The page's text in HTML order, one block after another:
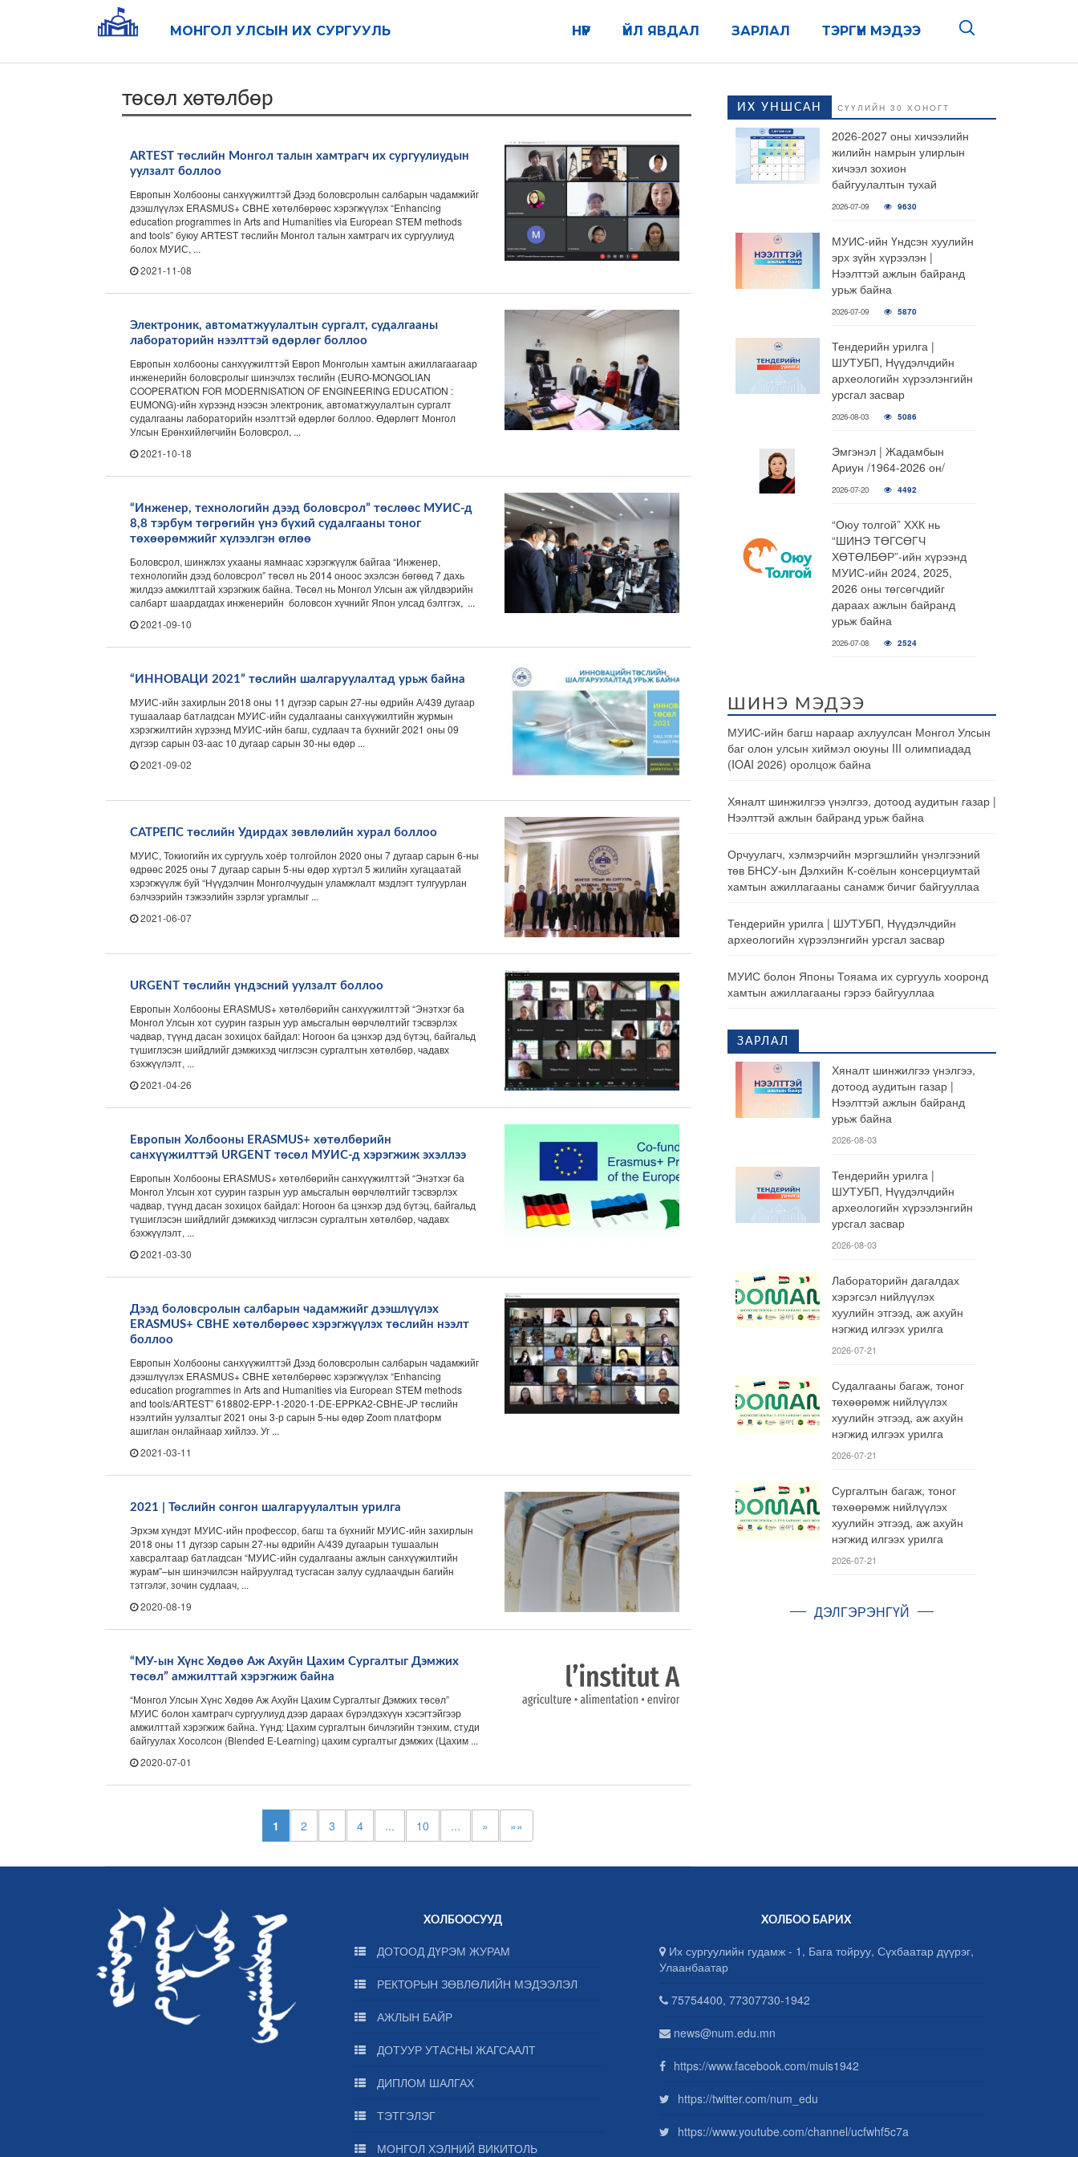
МОНГОЛ УЛСЫН ИХ СУРГУУЛЬ ТЭРГҮҮН МЭДЭЭ
ЗАРЛАЛ
ҮЙЛ ЯВДАЛ
НҮҮР
төсөл хөтөлбөр
ARTEST төслийн Монгол талын хамтрагч их сургуулиудын
уулзалт боллоо
Европын Холбооны санхүүжилттэй Дээд боловсролын салбарын чадамжийг
дээшлүүлэх ERASMUS+ CBHE хөтөлбөрөөс хэрэгжүүлэх “Enhancing
education programmes in Arts and Humanities via European STEM methods
and tools” буюу ARTEST төслийн Монгол талын хамтрагч их сургуулиуд
болох МУИС, ...
2021-11-08
Электроник, автоматжуулалтын сургалт, судалгааны
лабораторийн нээлттэй өдөрлөг боллоо
Европын холбооны санхүүжилттэй Европ Монголын хамтын ажиллагаагаар
инженерийн боловсролыг шинэчлэх төслийн (EURO-MONGOLIAN
COOPERATION FOR MODERNISATION OF ENGINEERING EDUCATION :
EUMONG)-ийн хүрээнд нээсэн электроник, автоматжуулалтын сургалт
судалгааны лабораторийн нээлттэй өдөрлөг боллоо. Өдөрлөгт Монгол
Улсын Ерөнхийлөгчийн Боловсрол, ...
2021-10-18
“Инженер, технологийн дээд боловсрол” төслөөс МУИС-д
8,8 тэрбум төгрөгийн үнэ бүхий судалгааны тоног
төхөөрөмжийг хүлээлгэн өглөө
Боловсрол, шинжлэх ухааны яамнаас хэрэгжүүлж байгаа “Инженер,
технологийн дээд боловсрол” төсөл нь 2014 оноос эхэлсэн бөгөөд 7 дахь
жилдээ амжилттай хэрэгжиж байна. Төсөл нь Монгол Улсын аж үйлдвэрийн
салбарт шаардагдах инженерийн боловсон хүчнийг Япон улсад бэлтгэх, ...
2021-09-10
“ИННОВАЦИ 2021” төслийн шалгаруулалтад урьж байна
МУИС-ийн захирлын 2018 оны 11 дүгээр сарын 27-ны өдрийн А/439 дугаар
тушаалаар батлагдсан МУИС-ийн судалгааны санхүүжилтийн журмын
хэрэгжилтийн хүрээнд МУИС-ийн багш, судлаач та бүхнийг 2021 оны 09
дүгээр сарын 03-аас 10 дугаар сарын 30-ны өдөр ...
2021-09-02
САТРЕПС төслийн Удирдах зөвлөлийн хурал боллоо
МУИС, Токиогийн их сургууль хоёр толгойлон 2020 оны 7 дугаар сарын 6-ны
өдрөөс 2025 оны 7 дугаар сарын 5-ны өдөр хүртэл 5 жилийн хугацаатай
хэрэгжүүлж буй “Нүүдэлчин Монголчуудын уламжлалт мэдлэгт тулгуурлан
бэлчээрийн тэжээлийн зэрлэг ургамлыг ...
2021-06-07
URGENT төслийн үндэсний уулзалт боллоо
Европын Холбооны ERASMUS+ хөтөлбөрийн санхүүжилттэй “Энэтхэг ба
Монгол Улсын хот суурин газрын уур амьсгалын өөрчлөлтийг тэсвэрлэх
чадвар, түүнд дасан зохицох байдал: Ногоон ба цэнхэр дэд бүтэц, байгальд
түшиглэсэн шийдлийг дэмжихэд чиглэсэн сургалтын хөтөлбөр, чадавх
бэхжүүлэлт, ...
2021-04-26
Европын Холбооны ERASMUS+ хөтөлбөрийн
санхүүжилттэй URGENT төсөл МУИС-д хэрэгжиж эхэллээ
Европын Холбооны ERASMUS+ хөтөлбөрийн санхүүжилттэй “Энэтхэг ба
Монгол Улсын хот суурин газрын уур амьсгалын өөрчлөлтийг тэсвэрлэх
чадвар, түүнд дасан зохицох байдал: Ногоон ба цэнхэр дэд бүтэц, байгальд
түшиглэсэн шийдлийг дэмжихэд чиглэсэн сургалтын хөтөлбөр, чадавх
бэхжүүлэлт, ...
2021-03-30
Дээд боловсролын салбарын чадамжийг дээшлүүлэх
ERASMUS+ CBHE хөтөлбөрөөс хэрэгжүүлэх төслийн нээлт
боллоо
Европын Холбооны санхүүжилттэй Дээд боловсролын салбарын чадамжийг
дээшлүүлэх ERASMUS+ CBHE хөтөлбөрөөс хэрэгжүүлэх “Enhancing
education programmes in Arts and Humanities via European STEM methods
and tools/ARTEST” 618802-EPP-1-2020-1-DE-EPPKA2-CBHE-JP төслийн
нээлтийн уулзалтыг 2021 оны 3-р сарын 5-ны өдөр Zoom платформ
ашиглан онлайнаар хийлээ. Уг ...
2021-03-11
2021 | Төслийн сонгон шалгаруулалтын урилга
Эрхэм хүндэт МУИС-ийн профессор, багш та бүхнийг МУИС-ийн захирлын
2018 оны 11 дүгээр сарын 27-ны өдрийн А/439 дугаарын тушаалын
хавсралтаар батлагдсан “МУИС-ийн судалгааны ажлын санхүүжилтийн
журам”–ын шинэчилсэн найруулгад тусгасан залуу судлаачдын багийн
тэтгэлэг, зочин судлаач, ...
2020-08-19
“МУ-ын Хүнс Хөдөө Аж Ахуйн Цахим Сургалтыг Дэмжих
төсөл” амжилттай хэрэгжиж байна
“Монгол Улсын Хүнс Хөдөө Аж Ахуйн Цахим Сургалтыг Дэмжих төсөл”
МУИС болон хамтрагч сургуулиуд дээр дараах бүрэлдэхүүн хэсэгтэйгээр
амжилттай хэрэгжиж байна. Үүнд: Цахим сургалтын бичлэгийн тэнхим, студи
байгуулах Хосолсон (Blended E-Learning) цахим сургалтыг дэмжих (Цахим ...
2020-07-01
1 2 3 4 ... 10 ... » »»
ИХ УНШСАН СҮҮЛИЙН 30 ХОНОГТ
2026-2027 оны хичээлийн
жилийн намрын улирлын
хичээл зохион
байгуулалтын тухай
2026-07-09 9630
МУИС-ийн Үндсэн хуулийн
эрх зүйн хүрээлэн |
Нээлттэй ажлын байранд
урьж байна
2026-07-09 5870
Тендерийн урилга |
ШУТУБП, Нүүдэлчдийн
археологийн хүрээлэнгийн
урсгал засвар
2026-08-03 5086
Эмгэнэл | Жадамбын
Ариун /1964-2026 он/
2026-07-20 4492
“Оюу толгой” ХХК нь
“ШИНЭ ТӨГСӨГЧ
ХӨТӨЛБӨР”-ийн хүрээнд
МУИС-ийн 2024, 2025,
2026 оны төгсөгчдийг
дараах ажлын байранд
урьж байна
2026-07-08 2524
ШИНЭ МЭДЭЭ
МУИС-ийн багш нараар ахлуулсан Монгол Улсын
баг олон улсын хиймэл оюуны III олимпиадад
(IOAI 2026) оролцож байна
Хяналт шинжилгээ үнэлгээ, дотоод аудитын газар |
Нээлттэй ажлын байранд урьж байна
Орчуулагч, хэлмэрчийн мэргэшлийн үнэлгээний
төв БНСУ-ын Дэлхийн К-соёлын консерциумтай
хамтын ажиллагааны санамж бичиг байгууллаа
Тендерийн урилга | ШУТУБП, Нүүдэлчдийн
археологийн хүрээлэнгийн урсгал засвар
МУИС болон Японы Тояама их сургууль хооронд
хамтын ажиллагааны гэрээ байгууллаа
ЗАРЛАЛ
Хяналт шинжилгээ үнэлгээ,
дотоод аудитын газар |
Нээлттэй ажлын байранд
урьж байна
2026-08-03
Тендерийн урилга |
ШУТУБП, Нүүдэлчдийн
археологийн хүрээлэнгийн
урсгал засвар
2026-08-03
Лабораторийн дагалдах
хэрэгсэл нийлүүлэх
хуулийн этгээд, аж ахуйн
нэгжид илгээх урилга
2026-07-21
Судалгааны багаж, тоног
төхөөрөмж нийлүүлэх
хуулийн этгээд, аж ахуйн
нэгжид илгээх урилга
2026-07-21
Сургалтын багаж, тоног
төхөөрөмж нийлүүлэх
хуулийн этгээд, аж ахуйн
нэгжид илгээх урилга
2026-07-21
ДЭЛГЭРЭНГҮЙ
ХОЛБООСУУД
ДОТООД ДҮРЭМ ЖУРАМ
РЕКТОРЫН ЗӨВЛӨЛИЙН МЭДЭЭЛЭЛ
АЖЛЫН БАЙР
ДОТУУР УТАСНЫ ЖАГСААЛТ
ДИПЛОМ ШАЛГАХ
ТЭТГЭЛЭГ
МОНГОЛ ХЭЛНИЙ ВИКИТОЛЬ
ХОЛБОО БАРИХ
Их сургуулийн гудамж - 1, Бага тойруу, Сүхбаатар дүүрэг,
Улаанбаатар
75754400, 77307730-1942
news@num.edu.mn
https://www.facebook.com/muis1942
https://twitter.com/num_edu
https://www.youtube.com/channel/ucfwhf5c7a